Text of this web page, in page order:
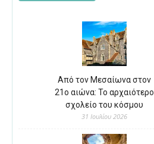
Από τον Μεσαίωνα στον
21ο αιώνα: Το αρχαιότερο
σχολείο του κόσμου
31 Ιουλίου 2026